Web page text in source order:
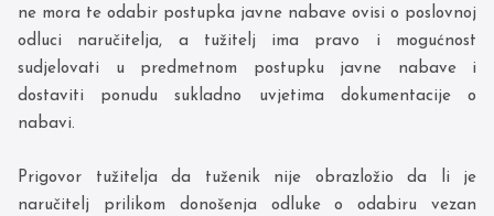
ne mora te odabir postupka javne nabave ovisi o poslovnoj
odluci naručitelja, a tužitelj ima pravo i mogućnost
sudjelovati u predmetnom postupku javne nabave i
dostaviti ponudu sukladno uvjetima dokumentacije o
nabavi.
Prigovor tužitelja da tuženik nije obrazložio da li je
naručitelj prilikom donošenja odluke o odabiru vezan